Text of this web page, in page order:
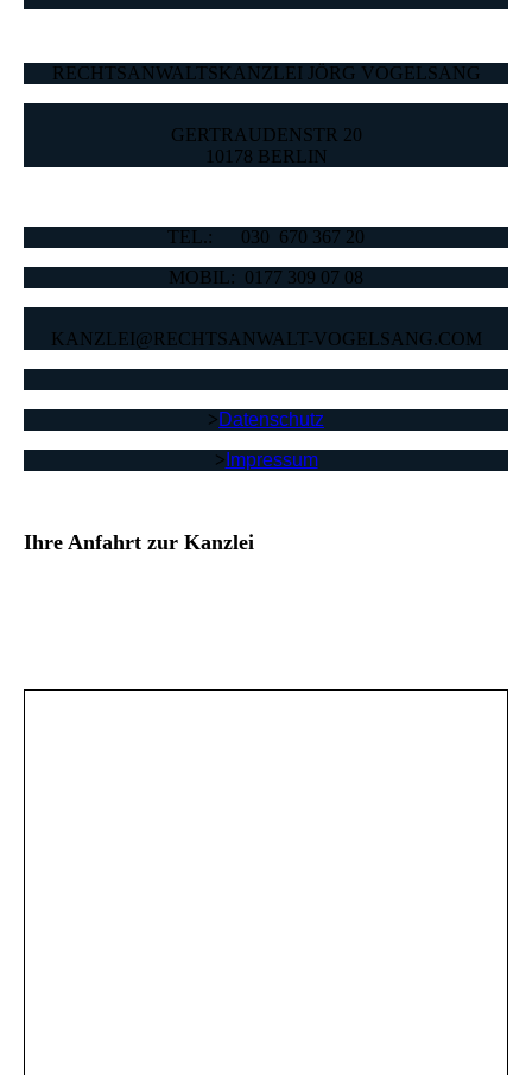
RECHTSANWALTSKANZLEI JÖRG VOGELSANG
GERTRAUDENSTR 20
10178 BERLIN
TEL.: 030 670 367 20
MOBIL: 0177 309 07 08
KANZLEI@RECHTSANWALT-VOGELSANG.COM
>Datenschutz
> Impressum
Ihre Anfahrt zur Kanzlei